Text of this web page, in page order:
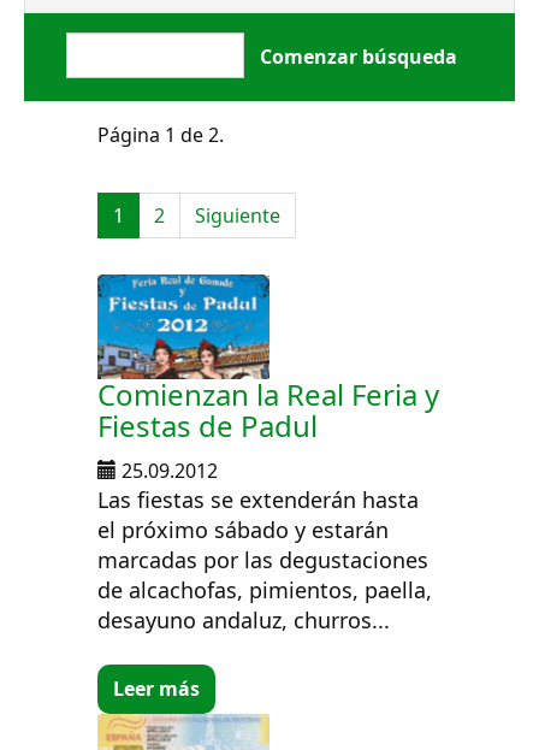
Página 1 de 2.
1 2 Siguiente
Comienzan la Real Feria y
Fiestas de Padul
25.09.2012
Las fiestas se extenderán hasta
el próximo sábado y estarán
marcadas por las degustaciones
de alcachofas, pimientos, paella,
desayuno andaluz, churros...
Leer más